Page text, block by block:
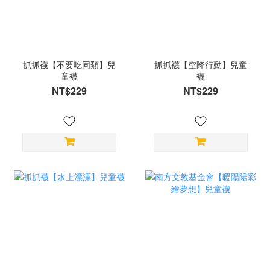
抓抓襪【不要吃同類】兒
童襪
NT$229
抓抓襪【空降行動】兒童
襪
NT$229